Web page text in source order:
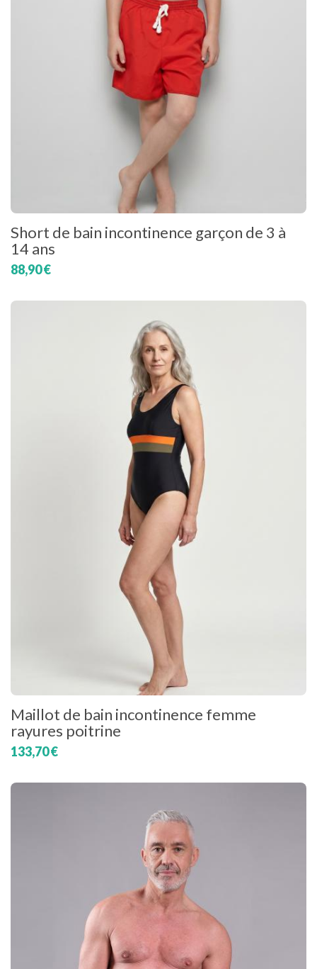
Short de bain incontinence garçon de 3 à
14 ans
88,90 €
Maillot de bain incontinence femme
rayures poitrine
133,70 €